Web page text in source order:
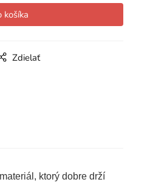
Zdielať
ktorý dobre drží